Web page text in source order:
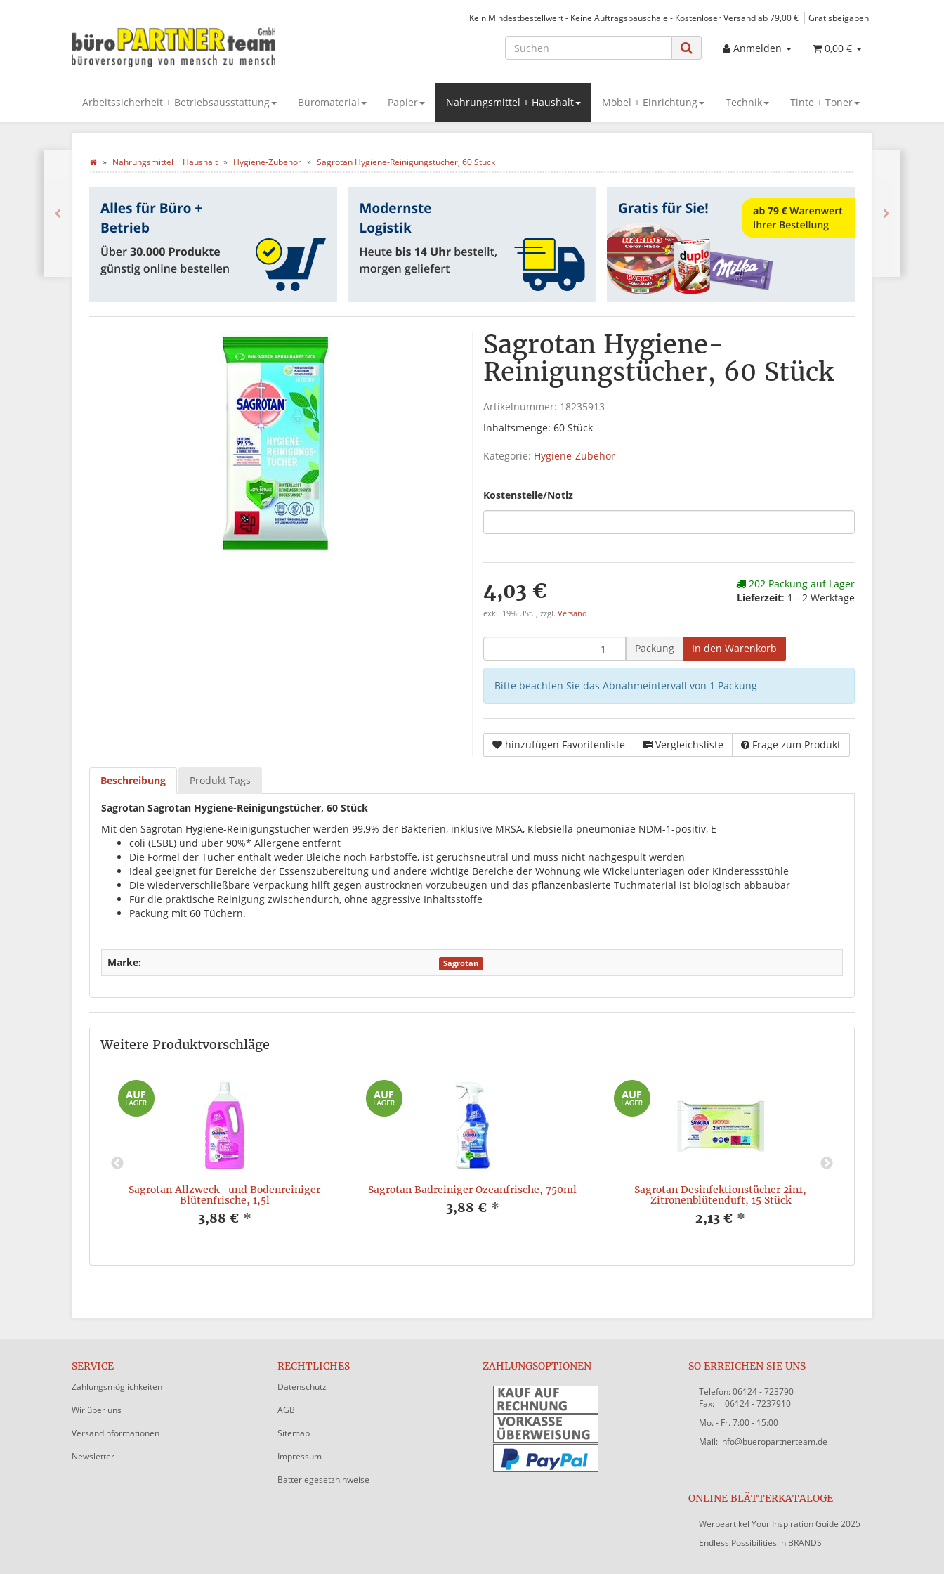
Kein Mindestbestellwert - Keine Auftragspauschale - Kostenloser Versand ab 79,00 € Gratisbeigaben
Anmelden 0,00 €
Arbeitssicherheit + Betriebsausstattung Büromaterial Papier Nahrungsmittel + Haushalt Möbel + Einrichtung Technik Tinte + Toner
Nahrungsmittel + Haushalt Hygiene-Zubehör Sagrotan Hygiene-Reinigungstücher, 60 Stück
Sagrotan Hygiene-
Reinigungstücher, 60 Stück
Artikelnummer: 18235913
Inhaltsmenge: 60 Stück
Kategorie: Hygiene-Zubehör
Kostenstelle/Notiz
4,03 €
exkl. 19% USt. , zzgl. Versand
202 Packung auf Lager
Lieferzeit: 1 - 2 Werktage
Packung In den Warenkorb
Bitte beachten Sie das Abnahmeintervall von 1 Packung
hinzufügen Favoritenliste Vergleichsliste Frage zum Produkt
Beschreibung Produkt Tags
Sagrotan Sagrotan Hygiene-Reinigungstücher, 60 Stück
Mit den Sagrotan Hygiene-Reinigungstücher werden 99,9% der Bakterien, inklusive MRSA, Klebsiella pneumoniae NDM-1-positiv, E
coli (ESBL) und über 90%* Allergene entfernt
Die Formel der Tücher enthält weder Bleiche noch Farbstoffe, ist geruchsneutral und muss nicht nachgespült werden
Ideal geeignet für Bereiche der Essenszubereitung und andere wichtige Bereiche der Wohnung wie Wickelunterlagen oder Kinderessstühle
Die wiederverschließbare Verpackung hilft gegen austrocknen vorzubeugen und das pflanzenbasierte Tuchmaterial ist biologisch abbaubar
Für die praktische Reinigung zwischendurch, ohne aggressive Inhaltsstoffe
Packung mit 60 Tüchern.
Marke: Sagrotan
Weitere Produktvorschläge
Sagrotan Allzweck- und Bodenreiniger
Blütenfrische, 1,5l
3,88 € *
Sagrotan Badreiniger Ozeanfrische, 750ml
3,88 € *
Sagrotan Desinfektionstücher 2in1,
Zitronenblütenduft, 15 Stück
2,13 € *
SERVICE
Zahlungsmöglichkeiten
Wir über uns
Versandinformationen
Newsletter
RECHTLICHES
Datenschutz
AGB
Sitemap
Impressum
Batteriegesetzhinweise
ZAHLUNGSOPTIONEN SO ERREICHEN SIE UNS
Telefon: 06124 - 723790
Fax: 06124 - 7237910
Mo. - Fr. 7:00 - 15:00
Mail: info@bueropartnerteam.de
ONLINE BLÄTTERKATALOGE
Werbeartikel Your Inspiration Guide 2025
Endless Possibilities in BRANDS